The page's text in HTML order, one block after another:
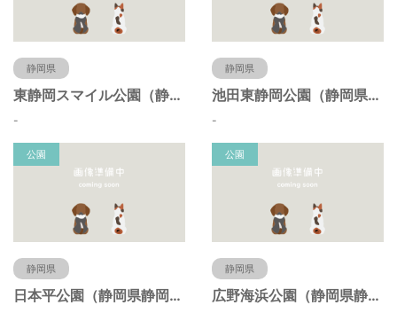
静岡県
東静岡スマイル公園（静岡県静岡市）
-
静岡県
池田東静岡公園（静岡県静岡市）
-
公園
静岡県
日本平公園（静岡県静岡市）
公園
静岡県
広野海浜公園（静岡県静岡市）